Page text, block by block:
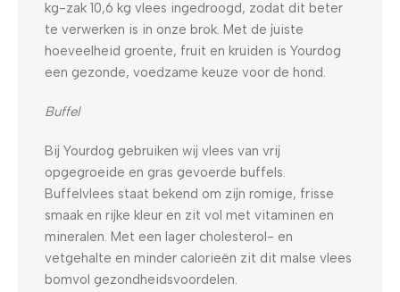
kg-zak 10,6 kg vlees ingedroogd, zodat dit beter
te verwerken is in onze brok. Met de juiste
hoeveelheid groente, fruit en kruiden is Yourdog
een gezonde, voedzame keuze voor de hond.
Buffel
Bij Yourdog gebruiken wij vlees van vrij
opgegroeide en gras gevoerde buffels.
Buffelvlees staat bekend om zijn romige, frisse
smaak en rijke kleur en zit vol met vitaminen en
mineralen. Met een lager cholesterol- en
vetgehalte en minder calorieën zit dit malse vlees
bomvol gezondheidsvoordelen.